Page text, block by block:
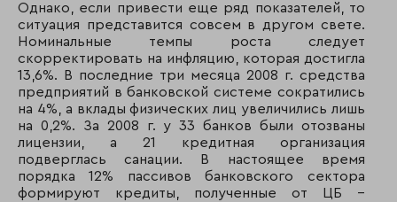
52 67 Пробизнесбанк
53 69 Сведбанк
54 60
Московский
банк
55 63 АКБ «НРБанк»
56 56 Ренессанс
Однако, если привести еще ряд показателей, то
ситуация представится совсем в другом свете.
Номинальные темпы роста следует
скорректировать на инфляцию, которая достигла
13,6%. В последние три месяца 2008 г. средства
предприятий в банковской системе сократились
на 4%, а вклады физических лиц увеличились лишь
на 0,2%. За 2008 г. у 33 банков были отозваны
лицензии, а 21 кредитная организация
подверглась санации. В настоящее время
порядка 12% пассивов банковского сектора
формируют кредиты, полученные от ЦБ –